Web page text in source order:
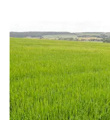
Orges d’hiver et
variétés
Retrouvez les
d’orges disponibles en
20 AVR. 2026